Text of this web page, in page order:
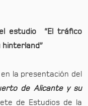
estudio “El tráfico
hinterland”
la presentación del
de Alicante y su
de Estudios de la